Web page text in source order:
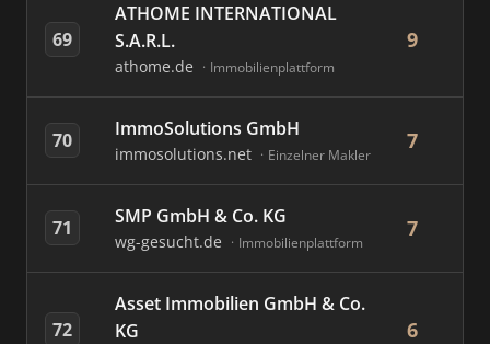
69
ATHOME INTERNATIONAL
S.A.R.L.
athome.de Immobilienplattform
9
70 ImmoSolutions GmbH
immosolutions.net Einzelner Makler
7
71 SMP GmbH & Co. KG
wg-gesucht.de Immobilienplattform
7
72
Asset Immobilien GmbH & Co.
KG
6